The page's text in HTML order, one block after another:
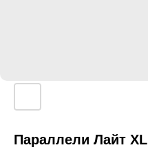
Параллели Лайт XL